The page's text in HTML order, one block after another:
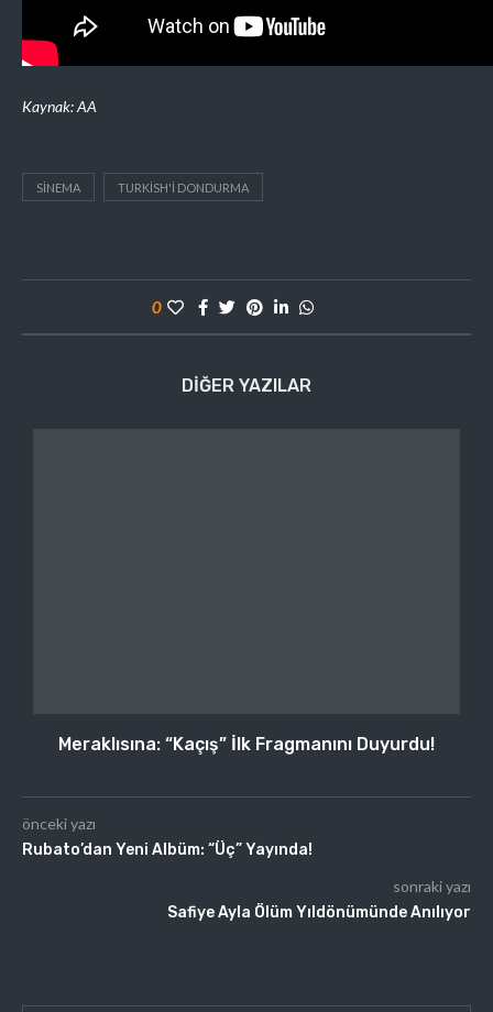
Kaynak: AA
SINEMA TURKISH'I DONDURMA
0
DIĞER YAZILAR
Meraklısına: “Kaçış” İlk Fragmanını Duyurdu!
önceki yazı
Rubato’dan Yeni Albüm: “Üç” Yayında!
sonraki yazı
Safiye Ayla Ölüm Yıldönümünde Anılıyor